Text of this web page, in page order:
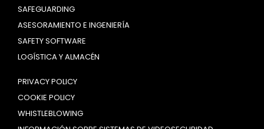
SAFEGUARDING
ASESORAMIENTO E INGENIERÍA
SAFETY SOFTWARE
LOGÍSTICA Y ALMACÉN
PRIVACY POLICY
COOKIE POLICY
WHISTLEBLOWING